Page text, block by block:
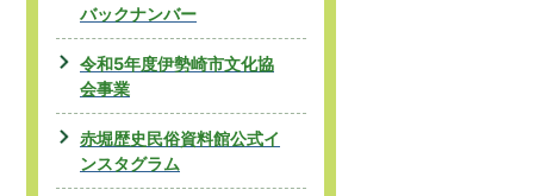
バックナンバー
令和5年度伊勢崎市文化協
会事業
赤堀歴史民俗資料館公式イ
ンスタグラム